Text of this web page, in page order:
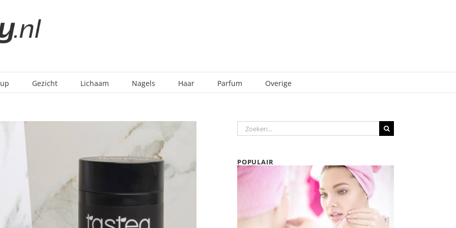
Gezicht Lichaam Nagels Haar Parfum Overige
Zoeken
naar:
POPULAIR